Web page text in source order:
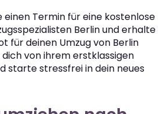
Termin für eine kostenlose
Berlin und erhalte
für deinen Umzug von Berlin
dich von ihrem erstklassigen
starte stressfrei in dein neues